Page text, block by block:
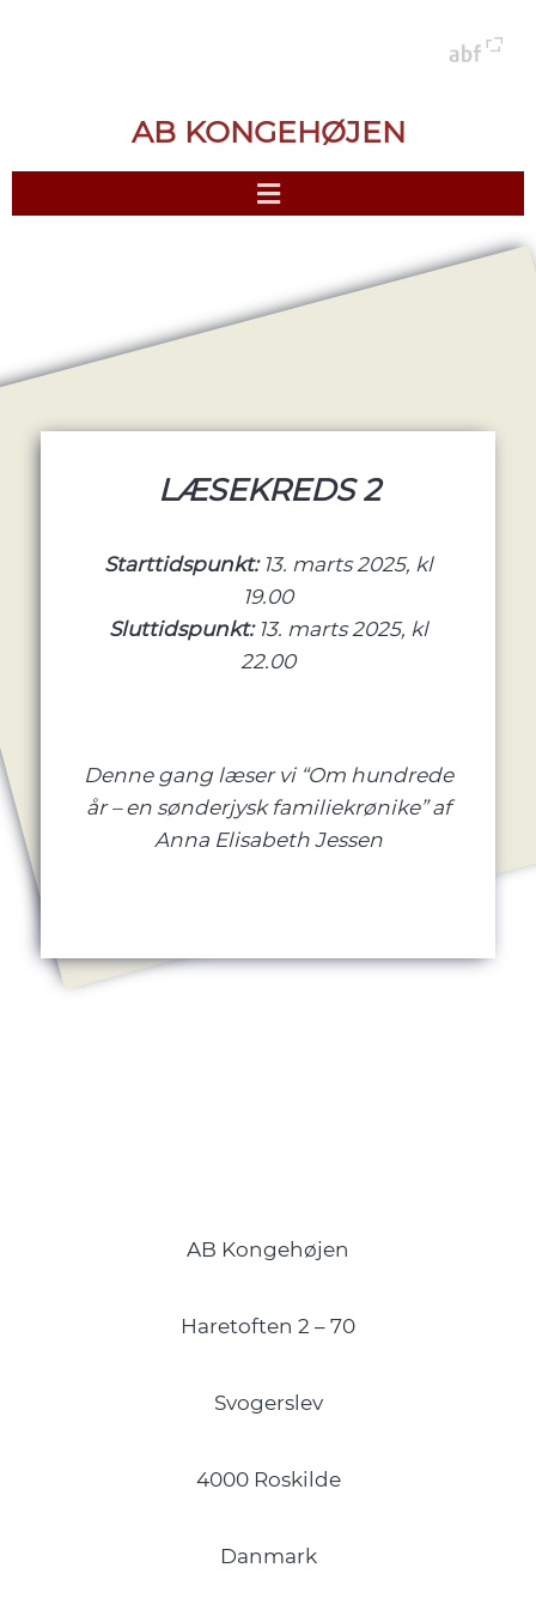
AB KONGEHØJEN
LÆSEKREDS 2
Starttidspunkt: 13. marts 2025, kl
19.00
Sluttidspunkt: 13. marts 2025, kl
22.00
Denne gang læser vi “Om hundrede
år – en sønderjysk familiekrønike” af
Anna Elisabeth Jessen
AB Kongehøjen
Haretoften 2 – 70
Svogerslev
4000 Roskilde
Danmark